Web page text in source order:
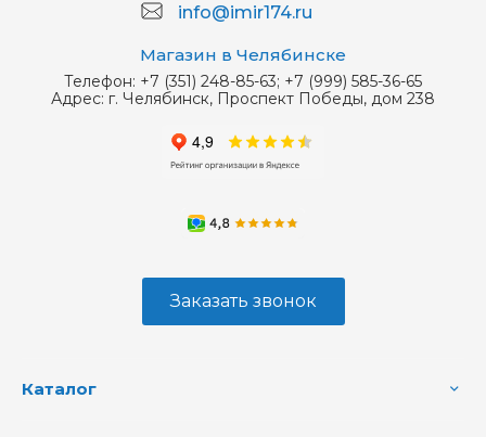
info@imir174.ru
Магазин в Челябинске
Телефон: +7 (351) 248-85-63; +7 (999) 585-36-65
Адрес: г. Челябинск, Проспект Победы, дом 238
Заказать звонок
Каталог